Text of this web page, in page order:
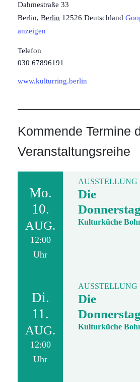
Dahmestraße 33
Berlin, Berlin 12526 Deutschland
anzeigen
Telefon
030 67896191
www.kulturring.berlin
Kommende Termine
Veranstaltungsreihe
Mo.
10.
AUG.
12:00
Uhr
AUSSTELLUNG
Die
Kulturküche
Di.
11.
AUG.
12:00
Uhr
AUSSTELLUNG
Die
Kulturküche